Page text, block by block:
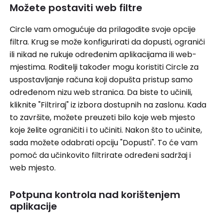
Možete postaviti web filtre
Circle vam omogućuje da prilagodite svoje opcije
filtra. Krug se može konfigurirati da dopusti, ograniči
ili nikad ne rukuje određenim aplikacijama ili web-
mjestima. Roditelji također mogu koristiti Circle za
uspostavljanje računa koji dopušta pristup samo
određenom nizu web stranica. Da biste to učinili,
kliknite "Filtriraj" iz izbora dostupnih na zaslonu. Kada
to završite, možete preuzeti bilo koje web mjesto
koje želite ograničiti i to učiniti. Nakon što to učinite,
sada možete odabrati opciju "Dopusti". To će vam
pomoć da učinkovito filtrirate određeni sadržaj i
web mjesto.
Potpuna kontrola nad korištenjem
aplikacije